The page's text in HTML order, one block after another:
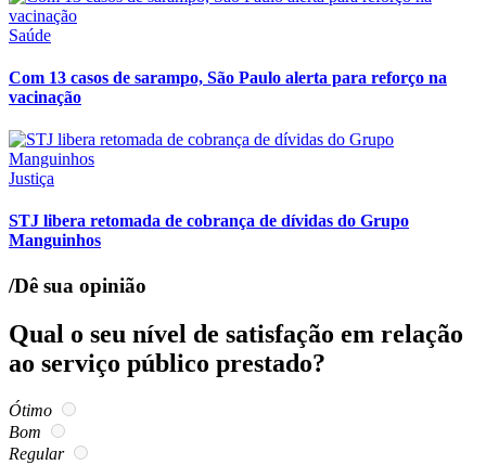
Saúde
Com 13 casos de sarampo, São Paulo alerta para reforço na
vacinação
Justiça
STJ libera retomada de cobrança de dívidas do Grupo
Manguinhos
/Dê sua opinião
Qual o seu nível de satisfação em relação
ao serviço público prestado?
Ótimo
Bom
Regular